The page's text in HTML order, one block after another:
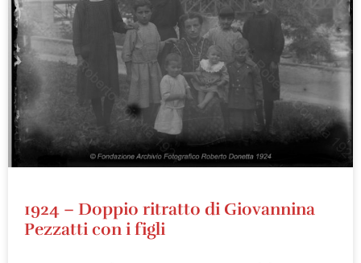
1924 – Doppio ritratto di Giovannina
Pezzatti con i figli